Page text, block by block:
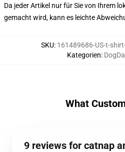
Da jeder Artikel nur für Sie von Ihrem
gemacht wird, kann es leichte
SKU: 161489686-US-t-
Kategorien:
What
9 reviews for catnap